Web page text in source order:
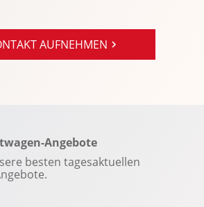
AUFNEHMEN
Angebote
besten tagesaktuellen